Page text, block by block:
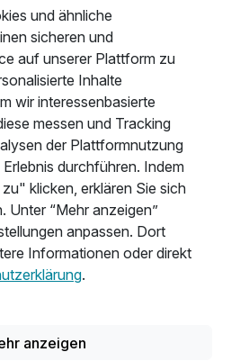
vom Buffet
Bier
und 1 frische Brezn
9 enthalten
vom Buffet
und 1 frische Brezn
Gültig bis 31.12.2026
Angebot
und ähnliche
sicheren und
auf unserer Plattform zu
Inhalte
wir interessenbasierte
messen und Tracking
der Plattformnutzung
durchführen. Indem
klicken, erklären Sie sich
Unter “Mehr anzeigen”
anpassen. Dort
Informationen oder direkt
.
anzeigen